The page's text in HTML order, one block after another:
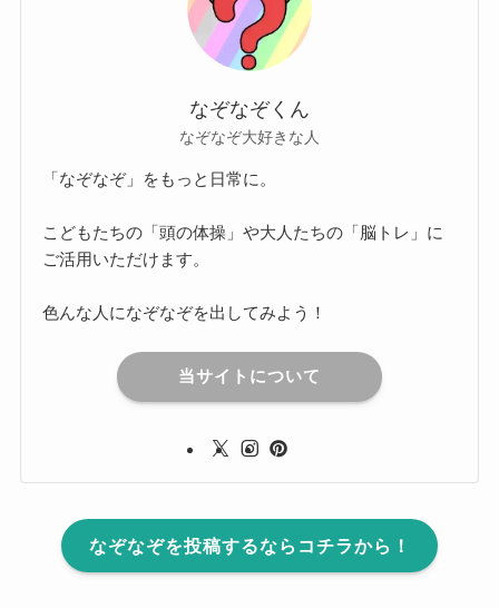
なぞなぞくん
なぞなぞ大好きな人
「なぞなぞ」をもっと日常に。
こどもたちの「頭の体操」や大人たちの「脳トレ」に
ご活用いただけます。
色んな人になぞなぞを出してみよう！
当サイトについて
なぞなぞを投稿するならコチラから！